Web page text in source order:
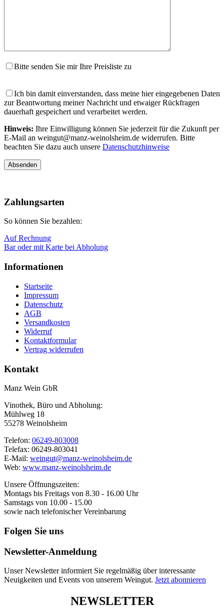
Bitte senden Sie mir Ihre Preisliste zu
Ich bin damit einverstanden, dass meine hier eingegebenen Daten
zur Beantwortung meiner Nachricht und etwaiger Rückfragen
dauerhaft gespeichert und verarbeitet werden.
Hinweis: Ihre Einwilligung können Sie jederzeit für die Zukunft per
E-Mail an weingut@manz-weinolsheim.de widerrufen. Bitte
beachten Sie dazu auch unsere Datenschutzhinweise
oben
Zahlungsarten
So können Sie bezahlen:
Auf Rechnung
Bar oder mit Karte bei Abholung
Informationen
Startseite
Impressum
Datenschutz
AGB
Versandkosten
Widerruf
Kontaktformular
Vertrag widerrufen
Kontakt
Manz Wein GbR
Vinothek, Büro und Abholung:
Mühlweg 18
55278 Weinolsheim
Telefon: 06249-803008
Telefax: 06249-803041
E-Mail: weingut@manz-weinolsheim.de
Web: www.manz-weinolsheim.de
Unsere Öffnungszeiten:
Montags bis Freitags von 8.30 - 16.00 Uhr
Samstags von 10.00 - 15.00
sowie nach telefonischer Vereinbarung
Folgen Sie uns
Newsletter-Anmeldung
Unser Newsletter informiert Sie regelmäßig über interessante
Neuigkeiten und Events von unserem Weingut. Jetzt abonnieren
NEWSLETTER